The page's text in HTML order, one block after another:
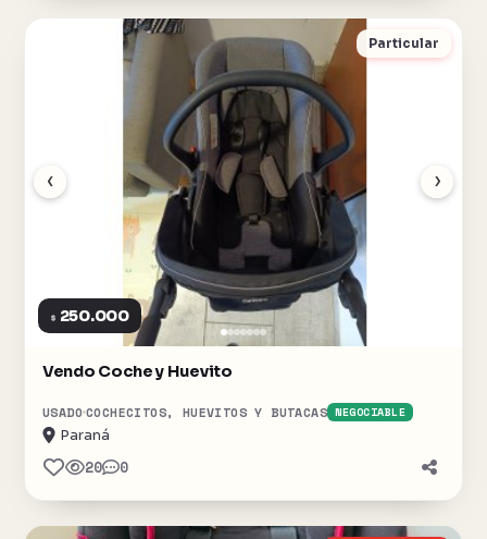
‹ ›
Particular
$ 250.000
Vendo Coche y Huevito
USADO COCHECITOS, HUEVITOS Y BUTACAS NEGOCIABLE
Paraná
20 0